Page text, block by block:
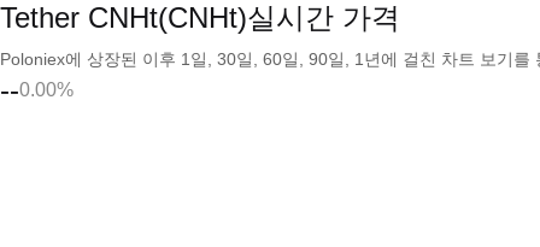
Tether CNHt(CNHt)실시간 가격
Poloniex에 상장된 이후 1일, 30일, 60일, 90일, 1년에 걸친 차트 보기
--0.00%